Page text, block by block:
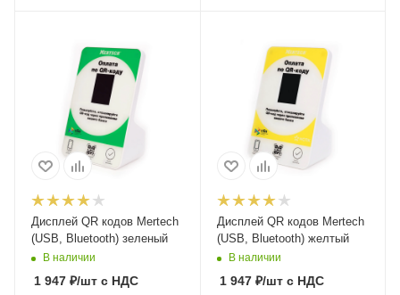
Дисплей QR кодов Mertech
(USB, Bluetooth) зеленый
В наличии
1 947 ₽/шт с НДС
Дисплей QR кодов Mertech
(USB, Bluetooth) желтый
В наличии
1 947₽/штс НДС